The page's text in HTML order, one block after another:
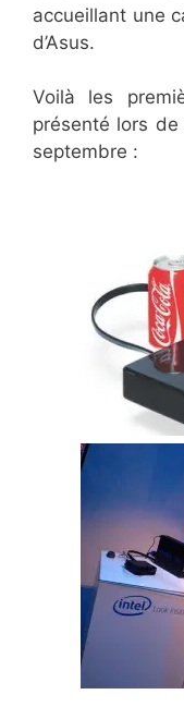
accueillant une
d’Asus.
Voilà les
présenté lors
septembre :